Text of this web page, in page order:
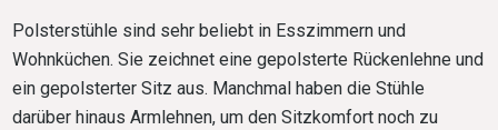
Polsterstühle sind sehr beliebt in Esszimmern und
Wohnküchen. Sie zeichnet eine gepolsterte Rückenlehne und
ein gepolsterter Sitz aus. Manchmal haben die Stühle
darüber hinaus Armlehnen, um den Sitzkomfort noch zu